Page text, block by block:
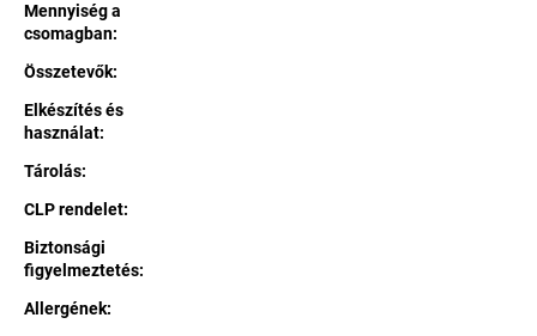
Mennyiség a
csomagban:
Összetevők:
Elkészítés és
használat:
Tárolás:
CLP rendelet:
Biztonsági
figyelmeztetés:
Allergének: